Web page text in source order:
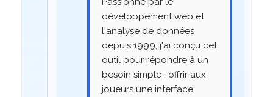
développement web et
l'analyse de données
depuis 1999, j'ai conçu cet
outil pour répondre à un
besoin simple : offrir aux
joueurs une interface